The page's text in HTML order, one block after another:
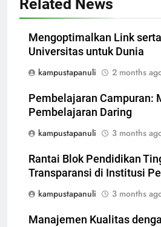
Related News
Mengoptimalkan Link
Universitas untuk Dunia
kampustapanuli
2 months
Pembelajaran Campuran:
Pembelajaran Daring
kampustapanuli
3 months
Rantai Blok Pendidikan
Transparansi di Institusi
kampustapanuli
3 months
Manajemen Kualitas